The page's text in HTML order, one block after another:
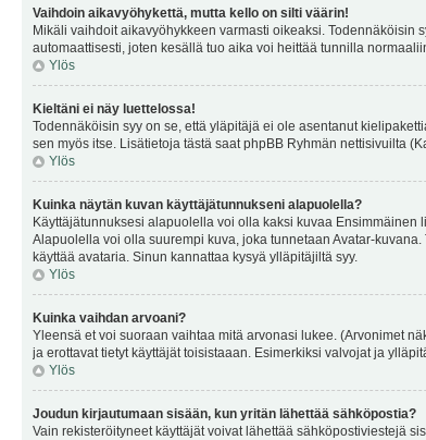
Vaihdoin aikavyöhykettä, mutta kello on silti väärin!
Mikäli vaihdoit aikavyöhykkeen varmasti oikeaksi.
automaattisesti, joten kesällä tuo aika voi heittää tunnilla
Ylös
Kieltäni ei näy luettelossa!
Todennäköisin syy on se, että yläpitäjä ei ole asentanut
sen myös itse. Lisätietoja tästä saat phpBB Ryhmän nettisivuilta
Ylös
Kuinka näytän kuvan käyttäjätunnukseni alapuolella?
Käyttäjätunnuksesi alapuolella voi olla kaksi kuvaa
Alapuolella voi olla suurempi kuva, joka tunnetaan Avatar-
käyttää avataria. Sinun kannattaa kysyä ylläpitäjiltä syy.
Ylös
Kuinka vaihdan arvoani?
Yleensä et voi suoraan vaihtaa mitä arvonasi lukee. (Arvonimet
ja erottavat tietyt käyttäjät toisistaaan. Esimerkiksi valvojat ja
Ylös
Joudun kirjautumaan sisään, kun yritän lähettää sähköpostia?
Vain rekisteröityneet käyttäjät voivat lähettää sähköpostiviestejä